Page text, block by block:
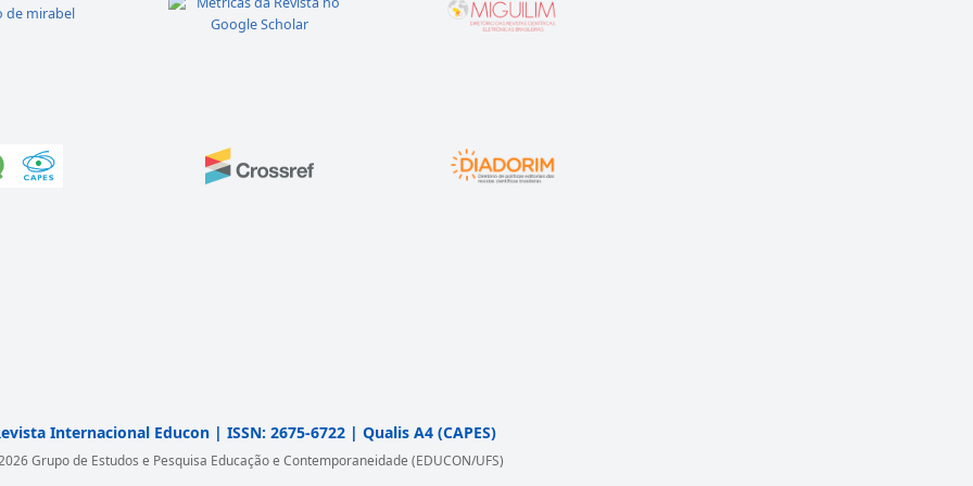
Internacional Educon | ISSN: 2675-6722 | Qualis A4 (CAPES)
Grupo de Estudos e Pesquisa Educação e Contemporaneidade (EDUCON/UFS)